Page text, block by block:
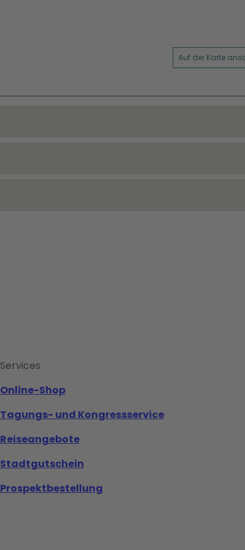
Auf der Karte
Services
Online-Shop
Tagungs- und Kongressservice
Reiseangebote
Stadtgutschein
Prospektbestellung